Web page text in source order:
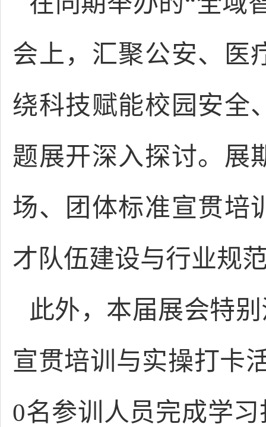
会上，汇聚公安、医
绕科技赋能校园安全
题展开深入探讨。展
场、团体标准宣贯培
才队伍建设与行业规
此外，本届展会特
宣贯培训与实操打卡
0名参训人员完成学